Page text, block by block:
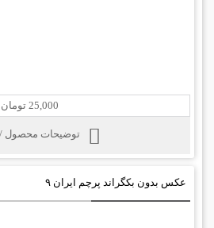
25,000 تومان
توضیحات محصول /
عکس بدون بکگراند پرچم ایران ۹